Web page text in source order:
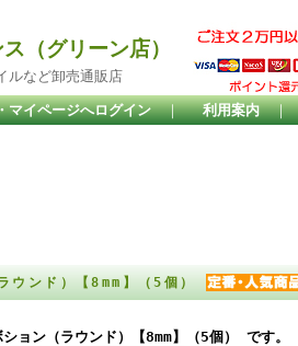
（グリーン店）
ルなど卸売通販店
マイページへログイン ｜ 利用案内 ｜
ウンド）【8mm】（5個）
ョン（ラウンド）【8mm】（5個） です。